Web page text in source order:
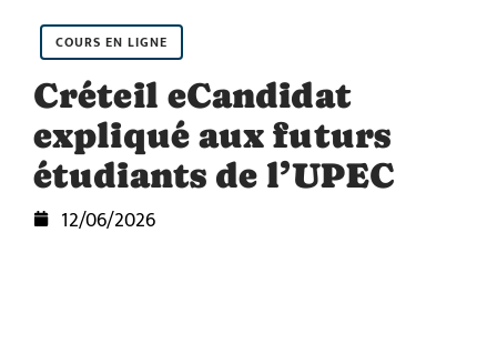
COURS EN LIGNE
Créteil eCandidat
expliqué aux futurs
étudiants de l’UPEC
12/06/2026